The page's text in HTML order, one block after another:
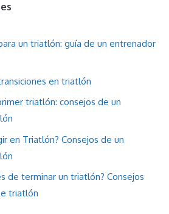
un triatlón: guía de un entrenador
en triatlón
triatlón: consejos de un
en Triatlón? Consejos de un
de terminar un triatlón? Consejos
triatlón